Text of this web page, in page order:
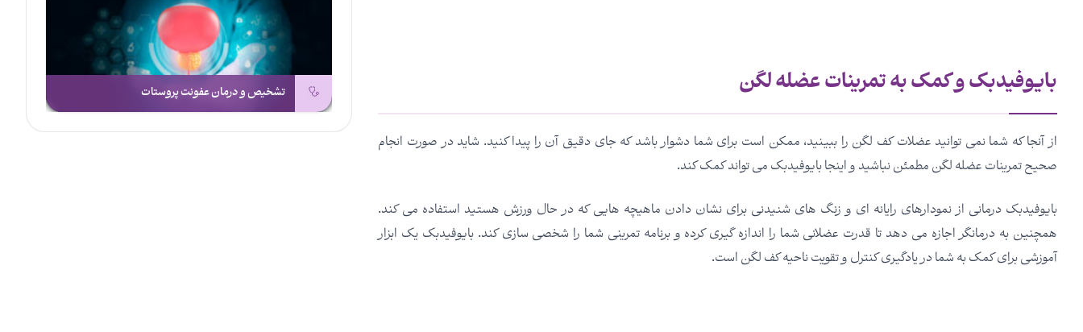
بایوفیدبک و کمک به تمرینات عضله لگن
از آنجا که شما نمی توانید عضلات کف لگن را ببینید، ممکن است برای شما دشوار باشد که جای دقیق آن را پیدا کنید. شاید در صورت انجام
صحیح تمرینات عضله لگن مطمئن نباشید و اینجا بایوفیدبک می تواند کمک کند.
بایوفیدبک درمانی از نمودارهای رایانه ای و زنگ های شنیدنی برای نشان دادن ماهیچه هایی که در حال ورزش هستید استفاده می کند.
همچنین به درمانگر اجازه می دهد تا قدرت عضلانی شما را اندازه گیری کرده و برنامه تمرینی شما را شخصی سازی کند. بایوفیدبک یک ابزار
آموزشی برای کمک به شما در یادگیری کنترل و تقویت ناحیه کف لگن است.
تشخیص و درمان عفونت پروستات